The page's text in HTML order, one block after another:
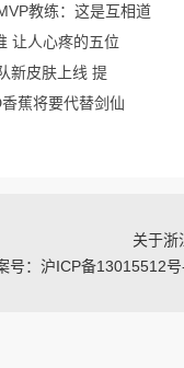
教练：这是互相道
让人心疼的五位
新皮肤上线 提
蕉将要代替剑仙
关于浙
号：沪ICP备13015512号